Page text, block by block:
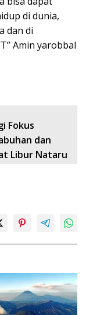
di dunia,
dan di
Amin yarobbal
Fokus
dan
Libur Nataru